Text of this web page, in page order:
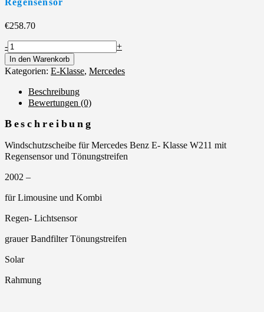
€258.70
Windschutzscheibe
Mercedes
E-
Klasse
W211
Menge
- +
In den Warenkorb
Kategorien: E-Klasse, Mercedes
Beschreibung
Bewertungen (0)
Beschreibung
Windschutzscheibe für Mercedes Benz E- Klasse W211 mit
Regensensor und Tönungstreifen
2002 –
für Limousine und Kombi
Regen- Lichtsensor
grauer Bandfilter Tönungstreifen
Solar
Rahmung